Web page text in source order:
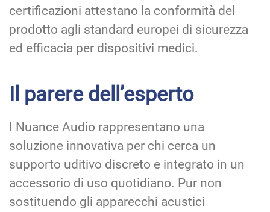
certificazioni attestano la conformità del
prodotto agli standard europei di sicurezza
ed efficacia per dispositivi medici.
Il parere dell’esperto
I Nuance Audio rappresentano una
soluzione innovativa per chi cerca un
supporto uditivo discreto e integrato in un
accessorio di uso quotidiano. Pur non
sostituendo gli apparecchi acustici